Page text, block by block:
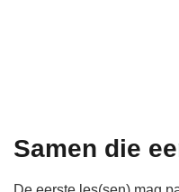
Samen die